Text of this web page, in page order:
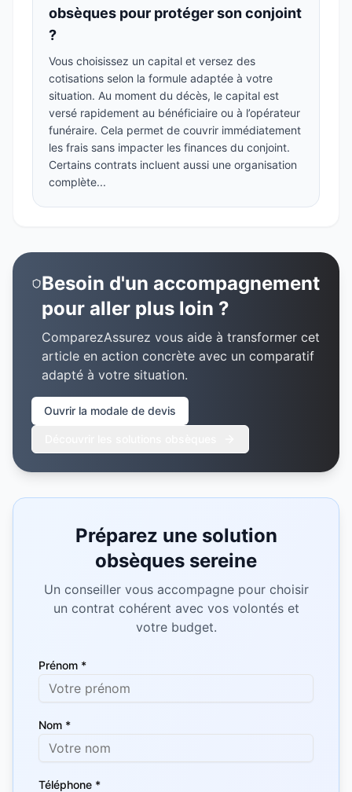
obsèques pour protéger son conjoint
?
Vous choisissez un capital et versez des
cotisations selon la formule adaptée à votre
situation. Au moment du décès, le capital est
versé rapidement au bénéficiaire ou à l’opérateur
funéraire. Cela permet de couvrir immédiatement
les frais sans impacter les finances du conjoint.
Certains contrats incluent aussi une organisation
complète...
Besoin d'un accompagnement
pour aller plus loin ?
ComparezAssurez vous aide à transformer cet
article en action concrète avec un comparatif
adapté à votre situation.
Ouvrir la modale de devis
Préparez une solution
obsèques sereine
Un conseiller vous accompagne pour choisir
un contrat cohérent avec vos volontés et
votre budget.
Prénom *
Nom *
Téléphone *